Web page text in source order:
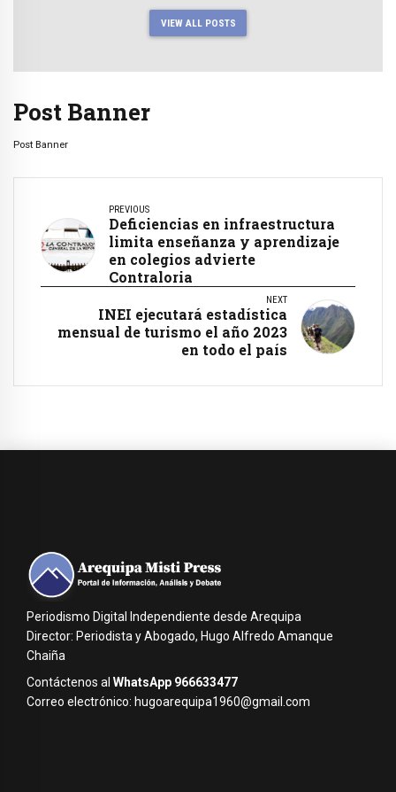
VIEW ALL POSTS
Post Banner
Post Banner
PREVIOUS
Deficiencias en infraestructura
limita enseñanza y aprendizaje
en colegios advierte
Contraloria
NEXT
INEI ejecutará estadística
mensual de turismo el año 2023
en todo el país
Periodismo Digital Independiente desde Arequipa
Director: Periodista y Abogado, Hugo Alfredo Amanque
Chaiña
Contáctenos al WhatsApp 966633477
Correo electrónico: hugoarequipa1960@gmail.com